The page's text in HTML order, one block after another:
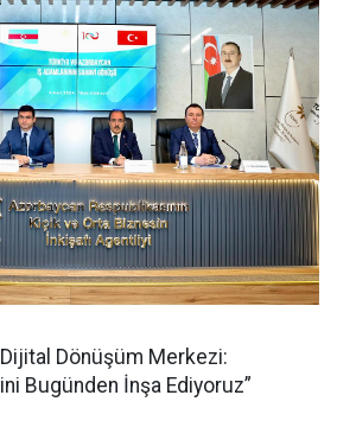
Dönüşüm Merkezi:
Bugünden İnşa Ediyoruz”